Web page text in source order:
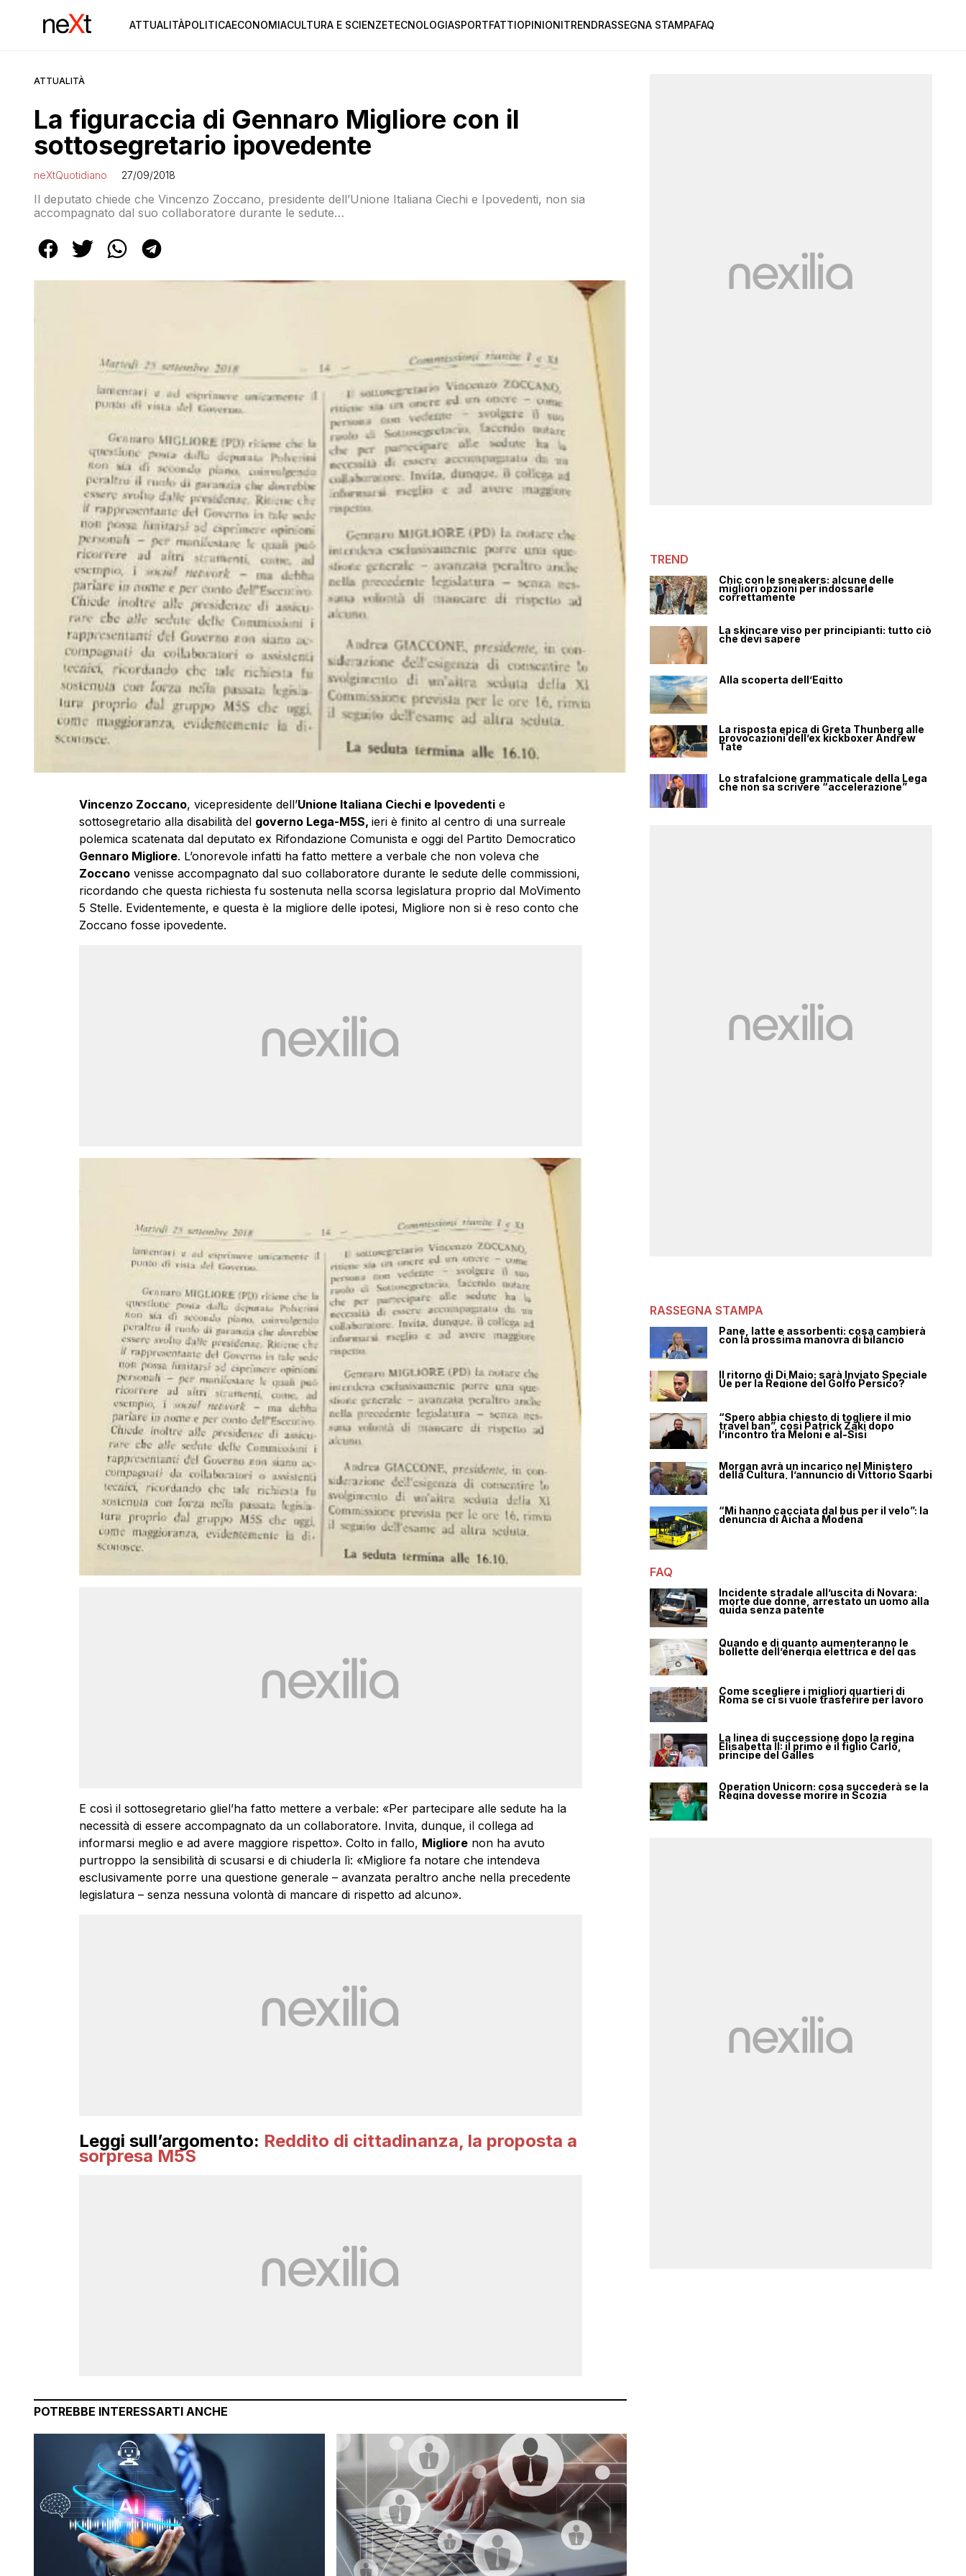
ATTUALITÀPOLITICAECONOMIACULTURA E SCIENZETECNOLOGIASPORTFATTIOPINIONITRENDRASSEGNA STAMPAFAQ
ATTUALITÀ
La figuraccia di Gennaro Migliore con il
sottosegretario ipovedente
neXtQuotidiano 27/09/2018
Il deputato chiede che Vincenzo Zoccano, presidente dell’Unione Italiana Ciechi e Ipovedenti, non sia
accompagnato dal suo collaboratore durante le sedute…
Vincenzo Zoccano, vicepresidente dell’Unione Italiana Ciechi e Ipovedentie
sottosegretario alla disabilità del governo Lega-M5S, ieri è finito al centro di una surreale
polemica scatenata dal deputato ex Rifondazione Comunista e oggi del Partito Democratico
Gennaro Migliore. L’onorevole infatti ha fatto mettere a verbale che non voleva che
Zoccanovenisse accompagnato dal suo collaboratore durante le sedute delle commissioni,
ricordando che questa richiesta fu sostenuta nella scorsa legislatura proprio dal MoVimento
5 Stelle. Evidentemente, e questa è la migliore delle ipotesi, Migliore non si è reso conto che
Zoccano fosse ipovedente.
E così il sottosegretario gliel’ha fatto mettere a verbale: «Per partecipare alle sedute ha la
necessità di essere accompagnato da un collaboratore. Invita, dunque, il collega ad
informarsi meglio e ad avere maggiore rispetto». Colto in fallo, Migliorenon ha avuto
purtroppo la sensibilità di scusarsi e di chiuderla lì: «Migliore fa notare che intendeva
esclusivamente porre una questione generale – avanzata peraltro anche nella precedente
legislatura – senza nessuna volontà di mancare di rispetto ad alcuno».
Leggi sull’argomento: Reddito di cittadinanza, la proposta a
sorpresa M5S
POTREBBE INTERESSARTI ANCHE
TREND
Chic con le sneakers: alcune delle
migliori opzioni per indossarle
correttamente
La skincare viso per principianti: tutto ciò
che devi sapere
Alla scoperta dell’Egitto
La risposta epica di Greta Thunberg alle
provocazioni dell’ex kickboxer Andrew
Tate
Lo strafalcione grammaticale della Lega
che non sa scrivere “accelerazione”
RASSEGNA STAMPA
Pane, latte e assorbenti: cosa cambierà
con la prossima manovra di bilancio
Il ritorno di Di Maio: sarà Inviato Speciale
Ue per la Regione del Golfo Persico?
“Spero abbia chiesto di togliere il mio
travel ban”, così Patrick Zaki dopo
l’incontro tra Meloni e al-Sisi
Morgan avrà un incarico nel Ministero
della Cultura, l’annuncio di Vittorio Sgarbi
“Mi hanno cacciata dal bus per il velo”: la
denuncia di Aicha a Modena
FAQ
Incidente stradale all’uscita di Novara:
morte due donne, arrestato un uomo alla
guida senza patente
Quando e di quanto aumenteranno le
bollette dell’energia elettrica e del gas
Come scegliere i migliori quartieri di
Roma se ci si vuole trasferire per lavoro
La linea di successione dopo la regina
Elisabetta II: il primo è il figlio Carlo,
principe del Galles
Operation Unicorn: cosa succederà se la
Regina dovesse morire in Scozia